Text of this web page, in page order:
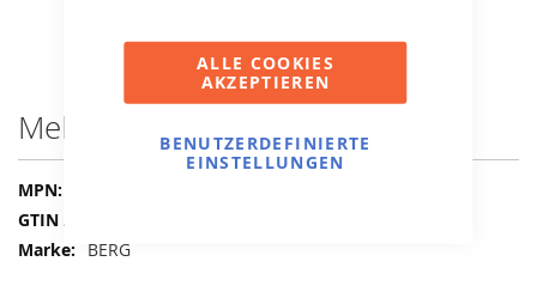
ALLE COOKIES
AKZEPTIEREN
BENUTZERDEFINIERTE
EINSTELLUNGEN
Mehr Informationen
Mehr
Informationen
BERG